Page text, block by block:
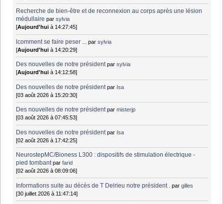
Recherche de bien-être et de reconnexion au corps après une lésion
médullaire parsylvia
[Aujourd'hui à 14:27:45]
lcomment se faire peser ... parsylvia
[Aujourd'hui à 14:20:29]
Des nouvelles de notre président parsylvia
[Aujourd'hui à 14:12:58]
Des nouvelles de notre président par Isa
[03 août 2026 à 15:20:30]
Des nouvelles de notre président parmisterjp
[03 août 2026 à 07:45:53]
Des nouvelles de notre président par Isa
[02 août 2026 à 17:42:25]
NeurostepMC/Bioness L300 : dispositifs de stimulation électrique -
pied tombant parfarid
[02 août 2026 à 08:09:06]
Informations suite au décès de T Delrieu notre président . pargilles
[30 juillet 2026 à 11:47:14]